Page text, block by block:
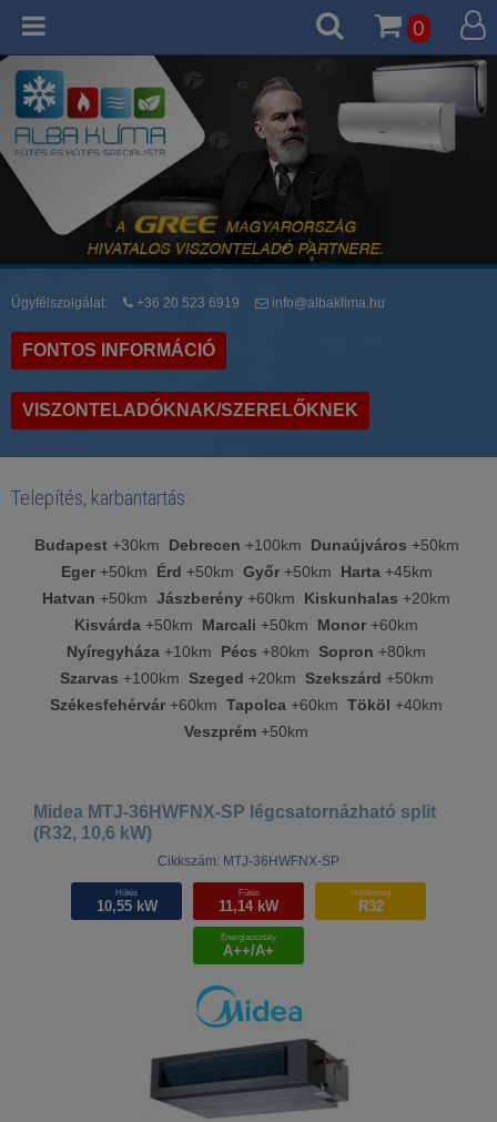
0
Ügyfélszolgálat: +36 20 523 6919 info@albaklima.hu
FONTOS INFORMÁCIÓ
VISZONTELADÓKNAK/SZERELŐKNEK
Telepítés, karbantartás:
Budapest+30km Debrecen +100km Dunaújváros +50km
Eger+50km Érd +50km Győr+50km Harta +45km
Hatvan +50km Jászberény +60km Kiskunhalas +20km
Kisvárda +50km Marcali +50km Monor +60km
Nyíregyháza +10km Pécs +80km Sopron +80km
Szarvas +100km Szeged +20km Szekszárd +50km
Székesfehérvár +60km Tapolca +60km Tököl +40km
Veszprém +50km
Midea MTJ-36HWFNX-SP légcsatornázható split
(R32, 10,6 kW)
Cikkszám: MTJ-36HWFNX-SP
Hűtés
10,55 kW
Fűtés
11,14 kW
Hűtőközeg
R32
Energiaosztály
A++/A+